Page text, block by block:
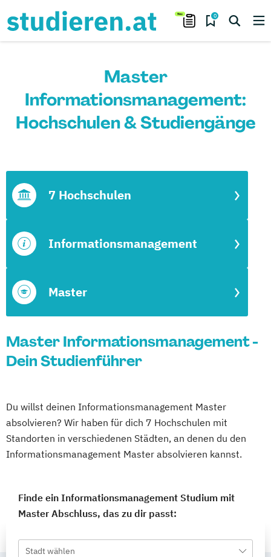
0
Master
Informationsmanagement:
Hochschulen & Studiengänge
Master
Informationsmanagement
7 Hochschulen
Master Informationsmanagement -
Dein Studienführer
Du willst deinen Informationsmanagement Master
absolvieren? Wir haben für dich 7 Hochschulen mit
Standorten in verschiedenen Städten, an denen du den
Informationsmanagement Master absolvieren kannst.
Finde ein Informationsmanagement Studium mit
Master Abschluss, das zu dir passt:
Stadt wählen